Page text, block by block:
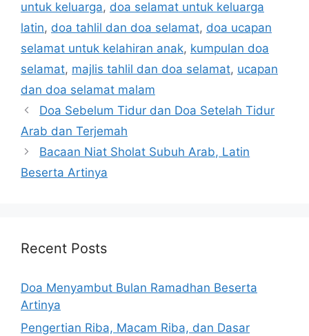
untuk keluarga, doa selamat untuk keluarga
latin, doa tahlil dan doa selamat, doa ucapan
selamat untuk kelahiran anak, kumpulan doa
selamat, majlis tahlil dan doa selamat, ucapan
dan doa selamat malam
Doa Sebelum Tidur dan Doa Setelah Tidur
Arab dan Terjemah
Bacaan Niat Sholat Subuh Arab, Latin
Beserta Artinya
Recent Posts
Doa Menyambut Bulan Ramadhan Beserta
Artinya
Pengertian Riba, Macam Riba, dan Dasar